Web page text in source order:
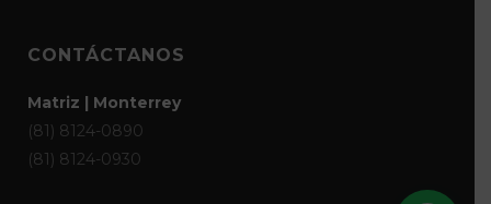
CONTÁCTANOS
Matriz | Monterrey
(81) 8124-0890
(81) 8124-0930